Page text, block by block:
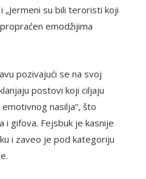
„Jermeni su bili teroristi koji
emodžijima
pozivajući se na svoj
postovi koji ciljaju
nasilja“, što
i gifova. Fejsbuk je kasnije
i zaveo je pod kategoriju